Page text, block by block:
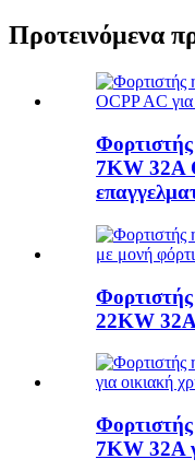
Προτεινόμενα
7KW 32A
22KW
7KW 32A